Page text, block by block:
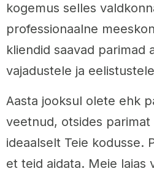
kogemus selles
professionaalne
kliendid saavad parimad
vajadustele ja
Aasta jooksul olete ehk
veetnud, otsides parimat
ideaalselt Teie kodusse.
et teid aidata. Meie laias